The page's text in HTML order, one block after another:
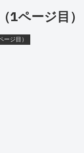
ページ目）
ジ目）